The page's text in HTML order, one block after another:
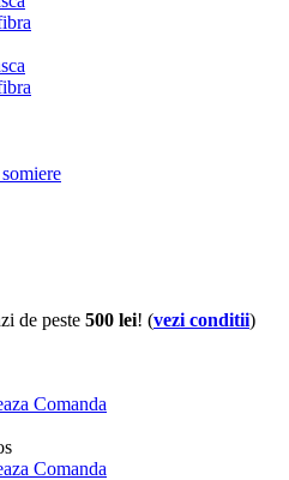
de peste 500 lei! (vezi conditii)
Comanda
Comanda